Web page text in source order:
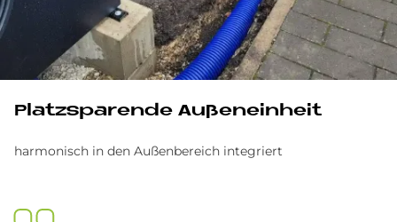
Platz­spa­ren­de Au­ßen­ein­heit
harmonisch in den Außenbereich integriert